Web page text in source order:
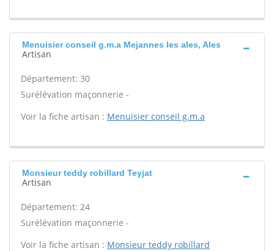
Menuisier conseil g.m.a Mejannes les ales, Ales
Artisan
Département: 30
Surélévation maçonnerie -
Voir la fiche artisan : Menuisier conseil g.m.a
Monsieur teddy robillard Teyjat
Artisan
Département: 24
Surélévation maçonnerie -
Voir la fiche artisan : Monsieur teddy robillard